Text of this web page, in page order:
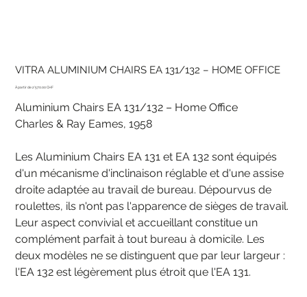
VITRA ALUMINIUM CHAIRS EA 131/132 – HOME OFFICE
Prix 2'570.00 CHF
Aluminium Chairs EA 131/132 – Home Office
Charles & Ray Eames, 1958
Les Aluminium Chairs EA 131 et EA 132 sont équipés
d'un mécanisme d'inclinaison réglable et d'une assise
droite adaptée au travail de bureau. Dépourvus de
roulettes, ils n'ont pas l'apparence de sièges de travail.
Leur aspect convivial et accueillant constitue un
complément parfait à tout bureau à domicile. Les
deux modèles ne se distinguent que par leur largeur :
l'EA 132 est légèrement plus étroit que l'EA 131.